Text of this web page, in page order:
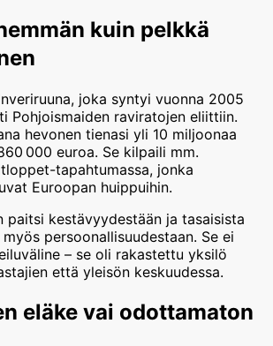
kuin pelkkä
joka syntyi vuonna 2005
Pohjoismaiden raviratojen eliittiin.
hevonen tienasi yli 10 miljoonaa
000 euroa. Se kilpaili mm.
tapahtumassa, jonka
Euroopan huippuihin.
paitsi kestävyydestään ja tasaisista
persoonallisuudestaan. Se ei
– se oli rakastettu yksilö
että yleisön keskuudessa.
eläke vai odottamaton